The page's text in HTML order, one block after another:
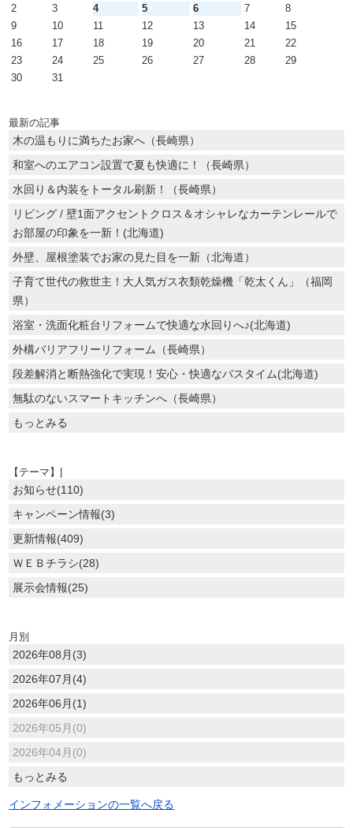
2
3 4 5 6 7
8
9
10 11 12 13 14
15
16
17 18 19 20 21
22
23
24 25 26 27 28
29
30
31
最新の記事
木の温もりに満ちたお家へ（長崎県）
和室へのエアコン設置で夏も快適に！（長崎県）
水回り＆内装をトータル刷新！（長崎県）
リビング / 壁1面アクセントクロス＆オシャレなカーテンレールで
お部屋の印象を一新！(北海道)
外壁、屋根塗装でお家の見た目を一新（北海道）
子育て世代の救世主！大人気ガス衣類乾燥機「乾太くん」（福岡
県）
浴室・洗面化粧台リフォームで快適な水回りへ♪(北海道)
外構バリアフリーリフォーム（長崎県）
段差解消と断熱強化で実現！安心・快適なバスタイム(北海道)
無駄のないスマートキッチンへ（長崎県）
もっとみる
【テーマ】|
お知らせ(110)
キャンペーン情報(3)
更新情報(409)
ＷＥＢチラシ(28)
展示会情報(25)
月別
2026年08月(3)
2026年07月(4)
2026年06月(1)
2026年05月(0)
2026年04月(0)
もっとみる
インフォメーションの一覧へ戻る